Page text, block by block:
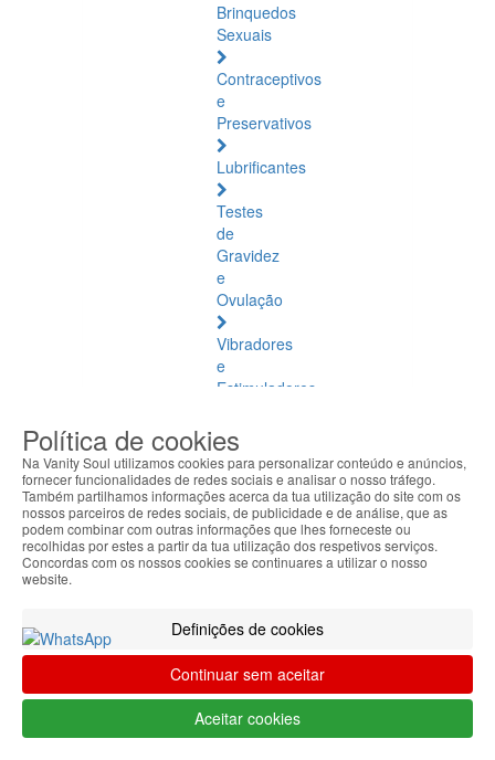
Brinquedos
Sexuais
Contraceptivos
e
Preservativos
Lubrificantes
Testes
de
Gravidez
e
Ovulação
Vibradores
e
Estimuladores
Saúde
Natural
Saúde
Natural
Ver
todos
Báltico
Articulações
e
Músculos
Política de cookies
Na Vanity Soul utilizamos cookies para personalizar conteúdo e anúncios,
fornecer funcionalidades de redes sociais e analisar o nosso tráfego.
Também partilhamos informações acerca da tua utilização do site com os
nossos parceiros de redes sociais, de publicidade e de análise, que as
podem combinar com outras informações que lhes forneceste ou
recolhidas por estes a partir da tua utilização dos respetivos serviços.
Concordas com os nossos cookies se continuares a utilizar o nosso
website.
Definições de cookies
Continuar sem aceitar
Aceitar cookies